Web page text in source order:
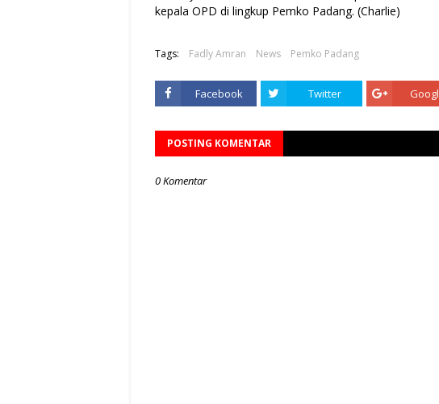
kepala OPD di lingkup Pemko Padang. (Charlie)
Tags: Fadly Amran News Pemko Padang
Facebook Twitter
POSTING KOMENTAR
0 Komentar